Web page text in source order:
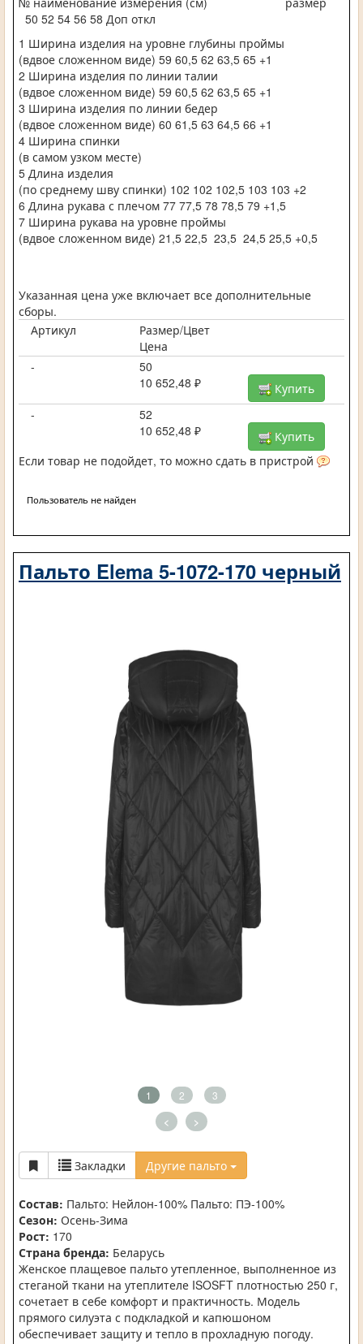
50 52 54 56 58 Доп откл
1 Ширина изделия на уровне глубины проймы
(вдвое сложенном виде) 59 60,5 62 63,5 65 +1
2 Ширина изделия по линии талии
(вдвое сложенном виде) 59 60,5 62 63,5 65 +1
3 Ширина изделия по линии бедер
(вдвое сложенном виде) 60 61,5 63 64,5 66 +1
4 Ширина спинки
(в самом узком месте)
5 Длина изделия
(по среднему шву спинки) 102 102 102,5 103 103 +2
6 Длина рукава с плечом 77 77,5 78 78,5 79 +1,5
7 Ширина рукава на уровне проймы
(вдвое сложенном виде) 21,5 22,5 23,5 24,5 25,5 +0,5
Указанная цена уже включает все дополнительные
сборы.
Артикул
Размер/Цвет
Цена
-
50
10 652,48 ₽
Купить
-
52
10 652,48 ₽
Купить
Если товар не подойдет, то можно сдать в пристрой
Пользователь не найден
Пальто Elema 5-1072-170 черный
1 2 3
< >
Закладки Другие пальто
Состав: Пальто: Нейлон-100% Пальто: ПЭ-100%
Сезон: Осень-Зима
Рост: 170
Страна бренда: Беларусь
Женское плащевое пальто утепленное, выполненное из
стеганой ткани на утеплителе ISOSFT плотностью 250 г,
сочетает в себе комфорт и практичность. Модель
прямого силуэта с подкладкой и капюшоном
обеспечивает защиту и тепло в прохладную погоду.